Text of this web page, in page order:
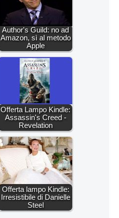
Author's Guild: no ad
Amazon, sì al metodo
Apple
Offerta Lampo Kindle:
Assassin's Creed -
Revelation
Offerta lampo Kindle:
Irresistibile di Danielle
Steel